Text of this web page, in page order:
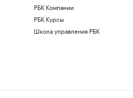
РБК Компании
РБК Курсы
Школа управления РБК